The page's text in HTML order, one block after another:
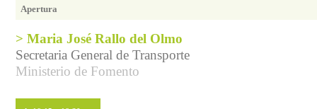
Apertura
> Maria José Rallo del Olmo
Secretaria General de Transporte
Ministerio de Fomento